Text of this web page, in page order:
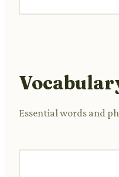
Essential words and